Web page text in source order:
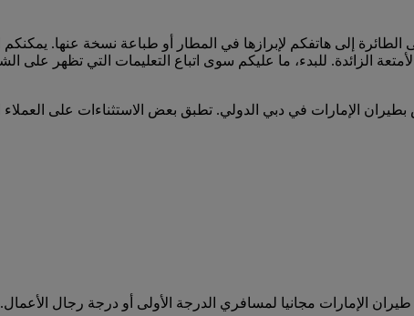
الطائرة إلى هاتفكم لإبرازها في المطار أو طباعة نسخة عنها.
الزائدة. للبدء، ما عليكم سوى اتباع التعليمات التي تظهر على
الخدمة الذاتية لإنجاز إجراءات السفر لجميع العملاء في مبنى المطار رقم 3 الخاص بطيران الإمارات في دبي الدولي. تطبق
الإمارات مجانيا لمسافري الدرجة الأولى أو درجة رجال الأعمال.